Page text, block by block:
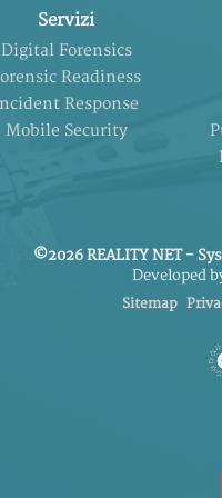
Servizi
Digital Forensics
Readiness
Response
Mobile Security
©2026 REALITY NET -
Developed
Sitemap